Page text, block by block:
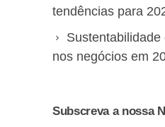
tendências para
Sustentabilidade
nos negócios em
Subscreva a nossa